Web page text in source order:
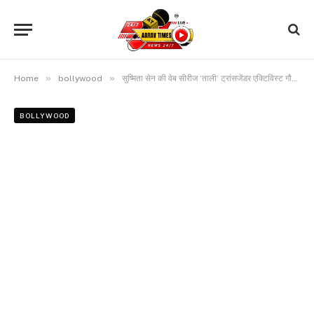
Home » bollywood » सुष्मिता सेन की वेब सीरीज ‘ताली’ ट्रांसजेंडर एक्टिविस्ट गौरी सावंत के जीवन की सच्ची घटना पर आधारित, जानिए क्या है इसका उद्देश्य
BOLLYWOOD